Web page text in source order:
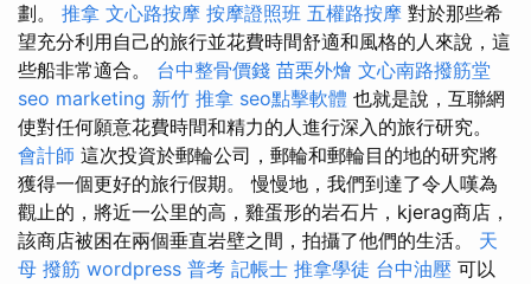
劃。 推拿 文心路按摩 按摩證照班 五權路按摩 對於那些希
望充分利用自己的旅行並花費時間舒適和風格的人來說，這
些船非常適合。 台中整骨價錢 苗栗外燴 文心南路撥筋堂
seo marketing 新竹 推拿 seo點擊軟體 也就是說，互聯網
使對任何願意花費時間和精力的人進行深入的旅行研究。
會計師 這次投資於郵輪公司，郵輪和郵輪目的地的研究將
獲得一個更好的旅行假期。 慢慢地，我們到達了令人嘆為
觀止的，將近一公里的高，雞蛋形的岩石片，kjerag商店，
該商店被困在兩個垂直岩壁之間，拍攝了他們的生活。 天
母 撥筋 wordpress 普考 記帳士 推拿學徒 台中油壓 可以